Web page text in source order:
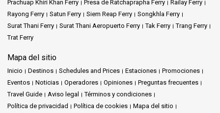
tradicionales con un toque global.
Un puñado de frases en jemer es un puente hacia sonrisas
sinceras.
La vida nocturna de Siem Reap,
animados bares , es imperdible.
Prachuap Khiri Khan Ferry
Presa de Ratchaprapha Ferry
Railay Ferry
Rayong Ferry
Satun Ferry Siem Reap Ferry
Songkhla Ferry
Surat Thani Ferry
Surat Thani Aeropuerto Ferry Tak Ferry
Trang Ferry
Trat Ferry
Mapa del sitio
Inicio Destinos Schedules and Prices Estaciones
Promociones
Eventos
Noticias Operadores Opiniones
Preguntas frecuentes
Travel Guide
Aviso legal
Términos y condiciones
Política de privacidad
Política de cookies
Mapa del sitio